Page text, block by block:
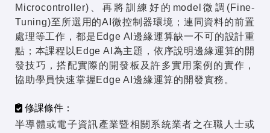
Microcontroller)、再將訓練好的model微調(Fine-
Tuning)至所選用的AI微控制器環境；連同資料的前置
處理等工作，都是Edge AI邊緣運算缺一不可的設計重
點；本課程以Edge AI為主題，依序說明邊緣運算的開
發技巧，搭配實際的開發板及許多實用案例的實作，
協助學員快速掌握Edge AI邊緣運算的開發實務。
修課條件：
半導體或電子資訊產業暨相關系統業者之在職人士或